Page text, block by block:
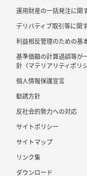
運用財産の一括発注に関
デリバティブ取引等に関
利益相反管理のための基
基準価額の計算過誤等が
針（マテリアリティポリシ
個人情報保護宣言
勧誘方針
反社会的勢力への対応
サイトポリシー
サイトマップ
リンク集
ダウンロード